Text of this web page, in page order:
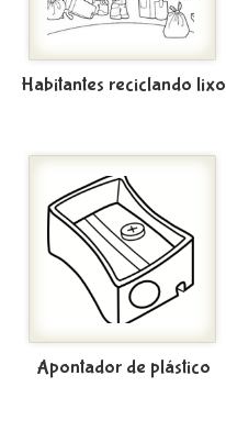
Habitantes reciclando lixo
Apontador de plástico